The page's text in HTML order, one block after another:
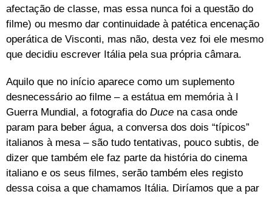
afectação de classe, mas essa nunca foi a questão do
filme) ou mesmo dar continuidade à patética encenação
operática de Visconti, mas não, desta vez foi ele mesmo
que decidiu escrever Itália pela sua própria câmara.
Aquilo que no início aparece como um suplemento
desnecessário ao filme – a estátua em memória à I
Guerra Mundial, a fotografia do Duce na casa onde
param para beber água, a conversa dos dois “típicos”
italianos à mesa – são tudo tentativas, pouco subtis, de
dizer que também ele faz parte da história do cinema
italiano e os seus filmes, serão também eles registo
dessa coisa a que chamamos Itália. Diríamos que a par